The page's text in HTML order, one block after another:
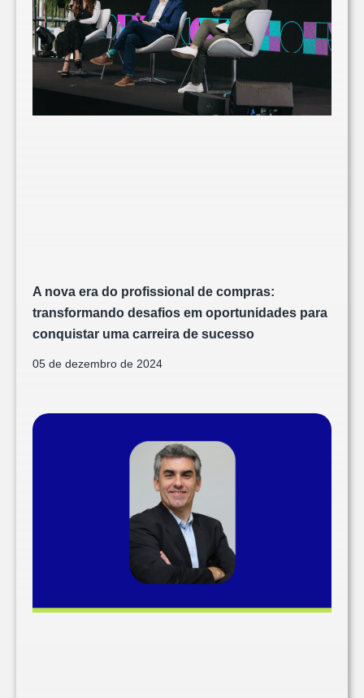
A nova era do profissional de compras:
transformando desafios em oportunidades para
conquistar uma carreira de sucesso
05 de dezembro de 2024